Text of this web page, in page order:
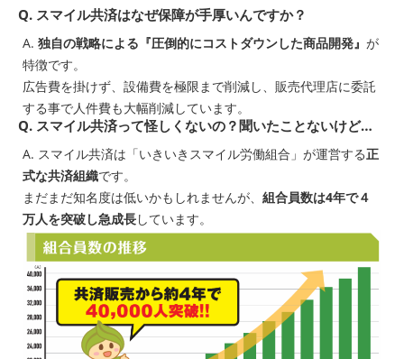
Q. スマイル共済はなぜ保障が手厚いんですか？
A. 独自の戦略による『圧倒的にコストダウンした商品開発』 が
特徴です。
広告費を掛けず、設備費を極限まで削減し、販売代理店に委託
する事で人件費も大幅削減しています。
Q. スマイル共済って怪しくないの？聞いたことないけど…
A. スマイル共済は「いきいきスマイル労働組合」が運営する正
式な共済組織です。
まだまだ知名度は低いかもしれませんが、 組合員数は4年で４
万人を突破し急成長しています。